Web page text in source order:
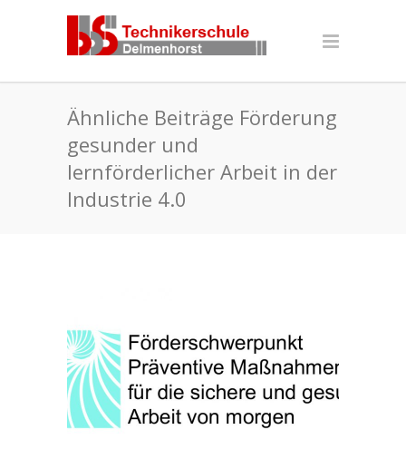
Ähnliche Beiträge Förderung
gesunder und
lernförderlicher Arbeit in der
Industrie 4.0